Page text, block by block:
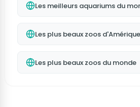
Les meilleurs aquariums du
Les plus beaux zoos d'Amérique
Les plus beaux zoos du monde